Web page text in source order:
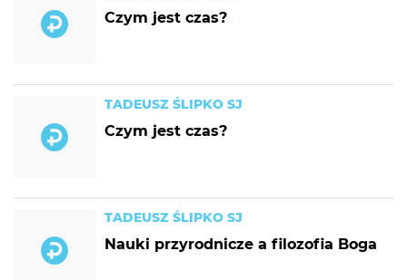
Czym jest czas?
TADEUSZ ŚLIPKO SJ
Czym jest czas?
TADEUSZ ŚLIPKO SJ
Nauki przyrodnicze a filozofia Boga